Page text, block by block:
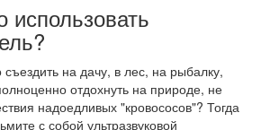
использовать
съездить на дачу, в лес, на рыбалку,
отдохнуть на природе, не
надоедливых "кровососов"? Тогда
с собой ультразвуковой